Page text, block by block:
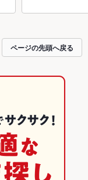
ページの先頭へ戻る